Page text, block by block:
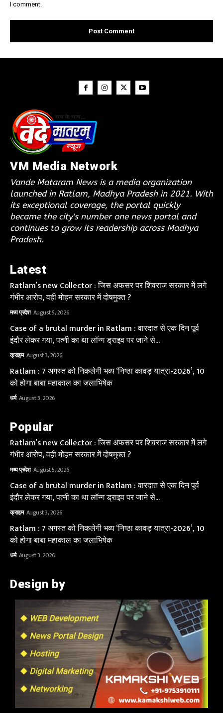
I comment.
VM Media Network
Vande Mataram News is a media organization
launched in Ratlam, Madhya Pradesh in 2021. With
its exceptional coverage, the portal quickly
became the city's number one news portal and
continues to grow its readership across Madhya
Pradesh.
Latest
Ratlam’s new Collector : जिस अफसर पर शिवराज सरकार में लगे
गंभीर आरोप, वही मोहन सरकार में दोषमुक्त ?
मध्य प्रदेश August 5, 2026
Case of a brutal murder in Ratlam : वारदात से एक दिन पूर्व
इंदौर लेकर गया, पत्नी का था लॉन्ग ड्राइव पर जाने से...
क्राइम August 3, 2026
Ratlam : 7 अगस्त को निकलेगी भव्य ‘निष्ठा कावड़ यात्रा-2026’, 10
को होगा बाबा महाकाल का जलाभिषेक
धर्म August 3, 2026
Popular
Ratlam’s new Collector : जिस अफसर पर शिवराज सरकार में लगे
गंभीर आरोप, वही मोहन सरकार में दोषमुक्त ?
मध्य प्रदेश August 5, 2026
Case of a brutal murder in Ratlam : वारदात से एक दिन पूर्व
इंदौर लेकर गया, पत्नी का था लॉन्ग ड्राइव पर जाने से...
क्राइम August 3, 2026
Ratlam : 7 अगस्त को निकलेगी भव्य ‘निष्ठा कावड़ यात्रा-2026’, 10
को होगा बाबा महाकाल का जलाभिषेक
धर्म August 3, 2026
Design by